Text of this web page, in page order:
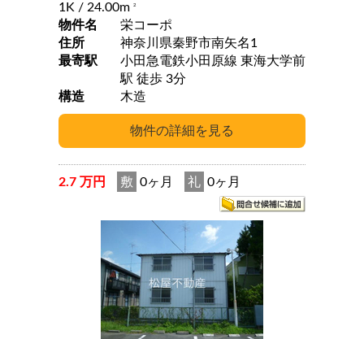
1K / 24.00m 2
物件名
栄コーポ
住所
神奈川県秦野市南矢名1
最寄駅
小田急電鉄小田原線 東海大学前
駅 徒歩 3分
構造
木造
2.7 万円 敷 0ヶ月 礼 0ヶ月